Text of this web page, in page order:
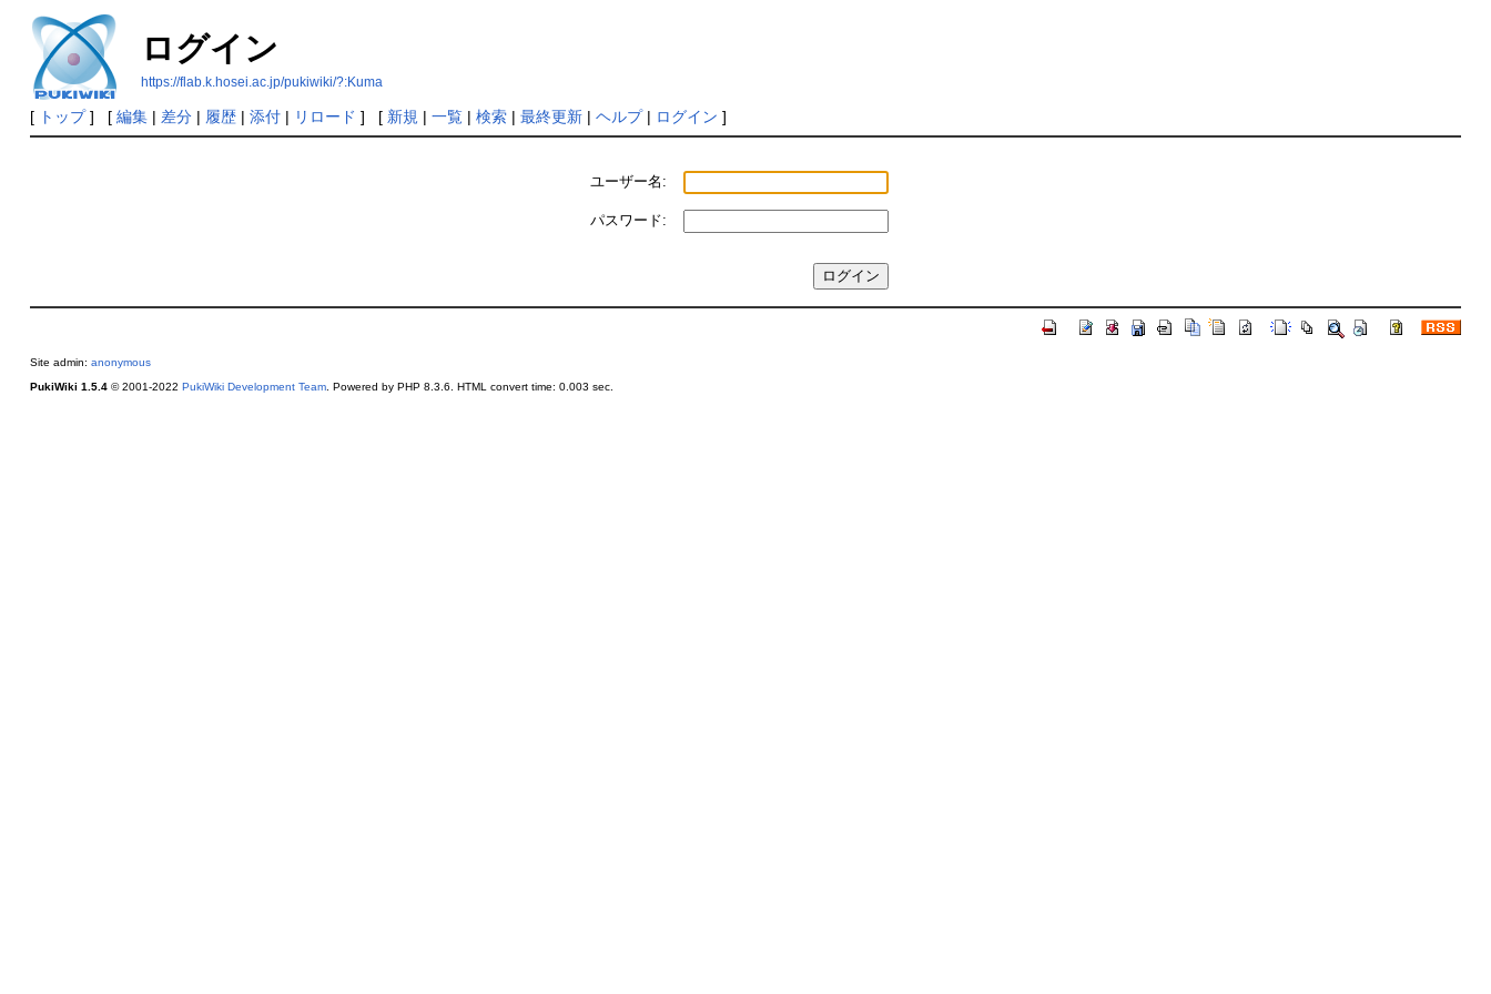
ログイン
https://flab.k.hosei.ac.jp/pukiwiki/?:Kuma
[ トップ] [ 編集| 差分| 履歴| 添付| リロード ] [ 新規 | 一覧| 検索| 最終更新| ヘルプ| ログイン ]
ユーザー名:
パスワード:
Site admin: anonymous
PukiWiki 1.5.4© 2001-2022 PukiWiki Development Team. Powered by PHP 8.3.6. HTML convert time: 0.003 sec.